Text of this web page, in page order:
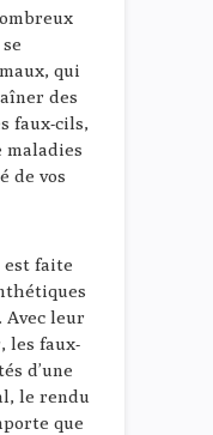
qui
des
faux-cils,
maladies
de vos
est faite
Avec leur
les faux-
d’une
le rendu
que